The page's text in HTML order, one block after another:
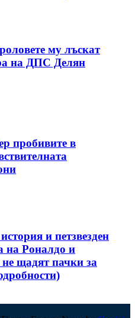
му лъскат
на ДПС Делян
пробивите в
и петзвезден
на Роналдо и
щадят пачки за